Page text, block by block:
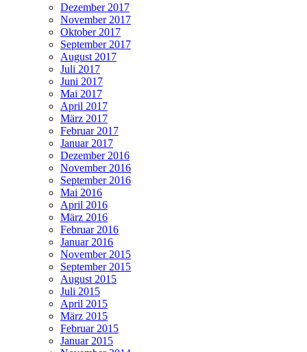
Dezember 2017
November 2017
Oktober 2017
September 2017
August 2017
Juli 2017
Juni 2017
Mai 2017
April 2017
März 2017
Februar 2017
Januar 2017
Dezember 2016
November 2016
September 2016
Mai 2016
April 2016
März 2016
Februar 2016
Januar 2016
November 2015
September 2015
August 2015
Juli 2015
April 2015
März 2015
Februar 2015
Januar 2015